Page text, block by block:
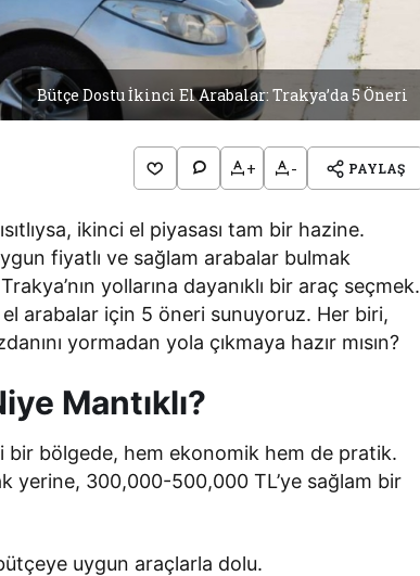
Bütçe Dostu İkinci El Arabalar: Trakya’da 5 Öneri
+ - PAYLAŞ
ikinci el piyasası tam bir hazine.
fiyatlı ve sağlam arabalar bulmak
yollarına dayanıklı bir araç seçmek.
arabalar için 5 öneri sunuyoruz. Her biri,
yormadan yola çıkmaya hazır mısın?
Mantıklı?
bölgede, hem ekonomik hem de pratik.
yerine, 300,000-500,000 TL’ye sağlam bir
uygun araçlarla dolu.